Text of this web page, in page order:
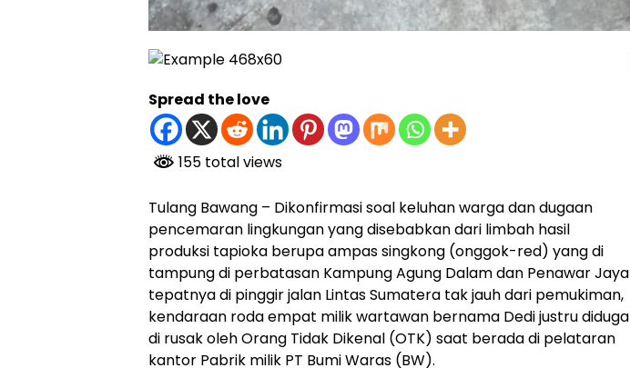
Spread the love
155 total views
Tulang Bawang – Dikonfirmasi soal keluhan warga dan dugaan
pencemaran lingkungan yang disebabkan dari limbah hasil
produksi tapioka berupa ampas singkong (onggok-red) yang di
tampung di perbatasan Kampung Agung Dalam dan Penawar Jaya
tepatnya di pinggir jalan Lintas Sumatera tak jauh dari pemukiman,
kendaraan roda empat milik wartawan bernama Dedi justru diduga
di rusak oleh Orang Tidak Dikenal (OTK) saat berada di pelataran
kantor Pabrik milik PT Bumi Waras (BW).